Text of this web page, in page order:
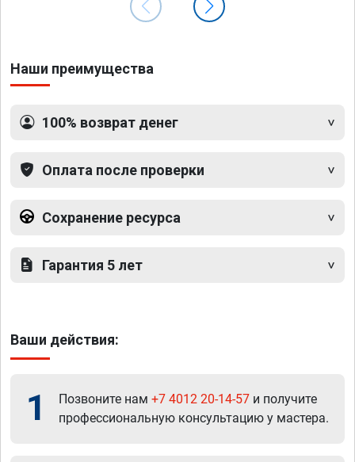
Наши преимущества
100% возврат денег
Оплата после проверки
Сохранение ресурса
Гарантия 5 лет
Ваши действия:
1 Позвоните нам +7 4012 20-14-57 и получите
профессиональную консультацию у мастера.